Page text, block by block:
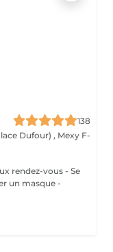
138
Dufour) , Mexy F-
un masque -